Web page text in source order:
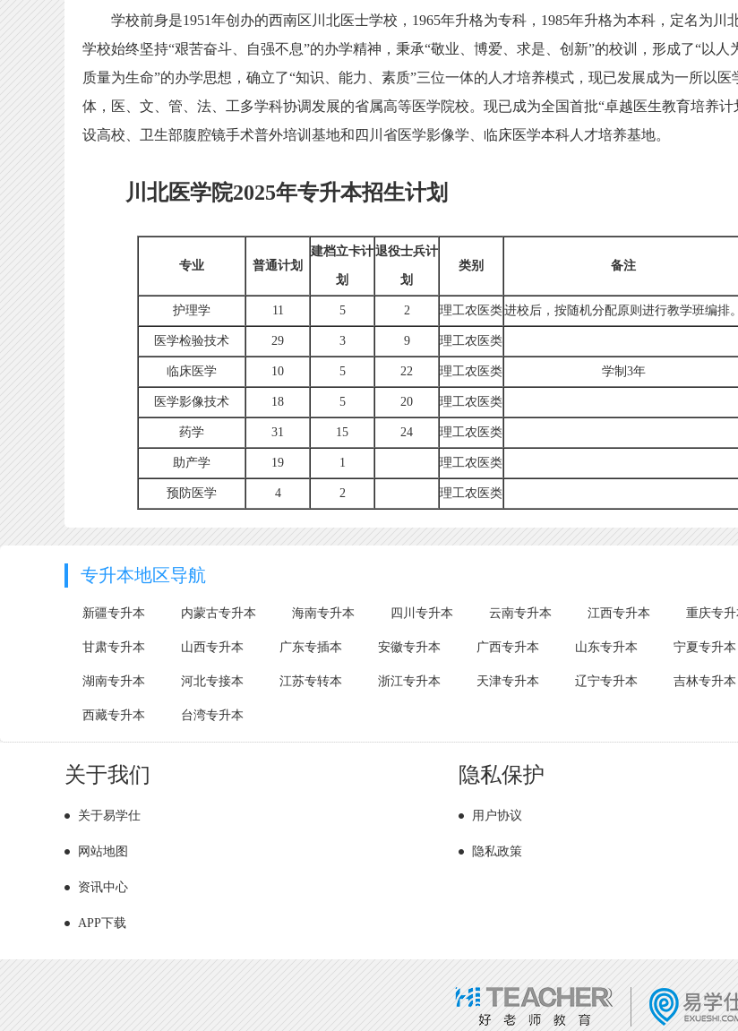
学校前身是1951年创办的西南区川北医士学校，1965年升格为专科，1985年升格为本科，定名为川北
学校始终坚持“艰苦奋斗、自强不息”的办学精神，秉承“敬业、博爱、求是、创新”的校训，形成了“以人
质量为生命”的办学思想，确立了“知识、能力、素质”三位一体的人才培养模式，现已发展成为一所以医
体，医、文、管、法、工多学科协调发展的省属高等医学院校。现已成为全国首批“卓越医生教育培养计
设高校、卫生部腹腔镜手术普外培训基地和四川省医学影像学、临床医学本科人才培养基地。
川北医学院2025年专升本招生计划
专业 普通计划
建档立卡计
划
退役士兵计
划
类别 备注
护理学 11 5 2 理工农医类进校后，按随机分配原则进行教学班编排。
医学检验技术 29 3 9 理工农医类
临床医学 10 5 22 理工农医类 学制3年
医学影像技术 18 5 20 理工农医类
药学 31 15 24 理工农医类
助产学 19 1 理工农医类
预防医学 4 2 理工农医类
专升本地区导航
新疆专升本 内蒙古专升本 海南专升本 四川专升本 云南专升本 江西专升本 重庆专升
甘肃专升本 山西专升本 广东专插本 安徽专升本 广西专升本 山东专升本 宁夏专升本
湖南专升本 河北专接本 江苏专转本 浙江专升本 天津专升本 辽宁专升本 吉林专升本
西藏专升本 台湾专升本
关于我们
关于易学仕
网站地图
资讯中心
APP下载
隐私保护
用户协议
隐私政策